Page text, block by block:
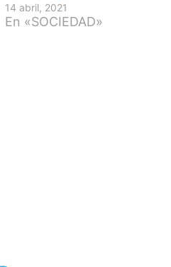
14 abril, 2021
En «SOCIEDAD»